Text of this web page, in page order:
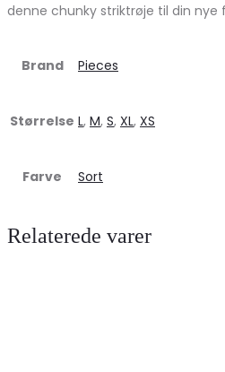
denne chunky striktrøje til din nye
Brand Pieces
Størrelse L, M, S, XL, XS
Farve Sort
Relaterede varer